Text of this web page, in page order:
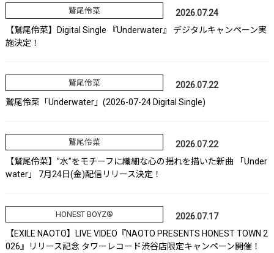
鷲尾伶菜
2026.07.24
【鷲尾伶菜】Digital Single 『Underwater』 デジタルキャンペーン実
施決定！
鷲尾伶菜
2026.07.22
鷲尾伶菜「Underwater」(2026-07-24 Digital Single)
鷲尾伶菜
2026.07.22
【鷲尾伶菜】”水”をモチーフに繊細な心の揺れを描いた新曲 「Under
water」 7月24日(金)配信リリース決定！
HONEST BOYZ®
2026.07.17
【EXILE NAOTO】LIVE VIDEO『NAOTO PRESENTS HONEST TOWN 2
026』リリース記念 タワーレコード渋谷店限定キャンペーン開催！